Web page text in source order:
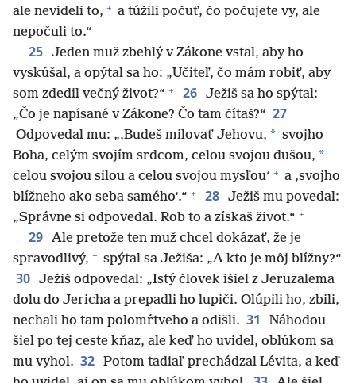
ale nevideli to, + a túžili počuť, čo počujete vy, ale
nepočuli to.“
25 Jeden muž zbehlý v Zákone vstal, aby ho
vyskúšal, a opýtal sa ho: „Učiteľ, čo mám robiť, aby
som zdedil večný život?“ + 26 Ježiš sa ho spýtal:
„Čo je napísané v Zákone? Čo tam čítaš?“ 27
Odpovedal mu: „‚Budeš milovať Jehovu, * svojho
Boha, celým svojím srdcom, celou svojou dušou, *
celou svojou silou a celou svojou mysľou‘ + a ‚svojho
blížneho ako seba samého‘.“ + 28 Ježiš mu povedal:
„Správne si odpovedal. Rob to a získaš život.“ +
29 Ale pretože ten muž chcel dokázať, že je
spravodlivý, + spýtal sa Ježiša: „A kto je môj blížny?“
30 Ježiš odpovedal: „Istý človek išiel z Jeruzalema
dolu do Jericha a prepadli ho lupiči. Olúpili ho, zbili,
nechali ho tam polomŕtveho a odišli. 31
Náhodou
šiel po tej ceste kňaz, ale keď ho uvidel, oblúkom sa
mu vyhol. 32 Potom tadiaľ prechádzal Lévita, a keď